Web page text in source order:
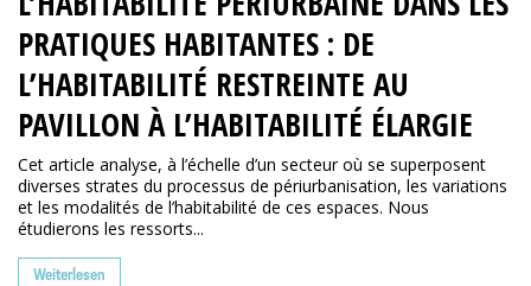
PRATIQUES HABITANTES : DE
L’HABITABILITÉ RESTREINTE AU
PAVILLON À L’HABITABILITÉ ÉLARGIE
Cet article analyse, à l’échelle d’un secteur où se superposent
diverses strates du processus de périurbanisation, les variations
et les modalités de l’habitabilité de ces espaces. Nous
étudierons les ressorts...
Weiterlesen